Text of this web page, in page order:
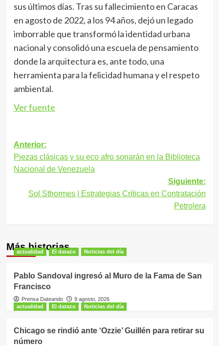
sus últimos días. Tras su fallecimiento en Caracas
en agosto de 2022, a los 94 años, dejó un legado
imborrable que transformó la identidad urbana
nacional y consolidó una escuela de pensamiento
donde la arquitectura es, ante todo, una
herramienta para la felicidad humana y el respeto
ambiental.
Ver fuente
Navegación
de
entradas
Anterior:
Piezas clásicas y su eco afro sonarán en la Biblioteca
Nacional de Venezuela
Siguiente:
Sol Sthormes | Estrategias Críticas en Contratación
Petrolera
Más historias
actualidad El datazo Noticias del día
Pablo Sandoval ingresó al Muro de la Fama de San
Francisco
Prensa Dateando
9 agosto, 2026
actualidad
El datazo Noticias del día
Chicago se rindió ante ‘Ozzie’ Guillén para retirar su
número